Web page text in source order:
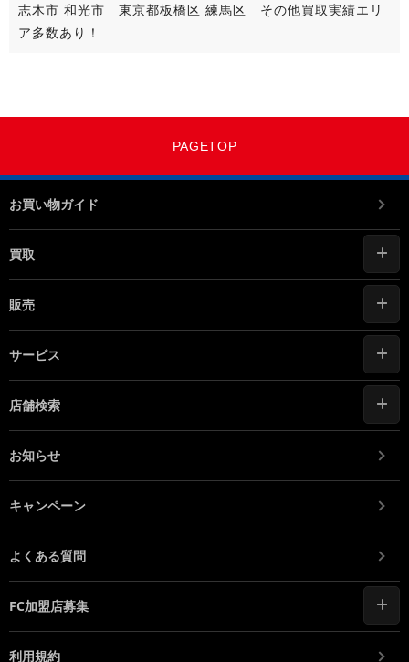
志木市 和光市 東京都板橋区 練馬区 その他買取実績エリ
ア多数あり！
PAGETOP
お買い物ガイド
買取
販売
サービス
店舗検索
お知らせ
キャンペーン
よくある質問
FC加盟店募集
利用規約